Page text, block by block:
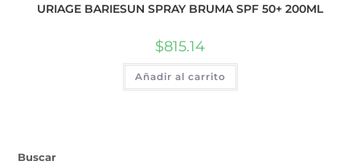
URIAGE BARIESUN SPRAY BRUMA SPF 50+ 200ML
$815.14
Añadir al carrito
Buscar